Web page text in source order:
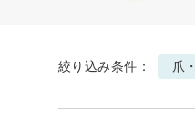
絞り込み条件： 爪